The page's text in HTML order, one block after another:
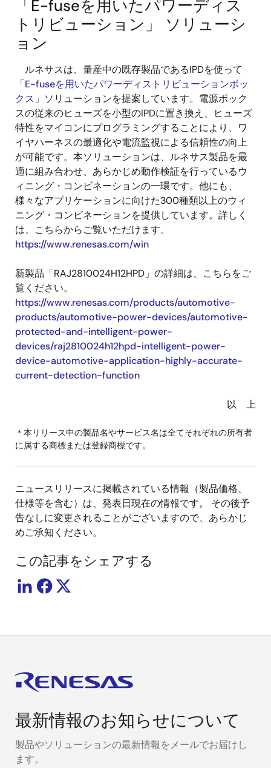
「E-fuseを用いたパワーディス
トリビューション」 ソリューシ
ョン
ルネサスは、量産中の既存製品であるIPDを使って
「E-fuseを用いたパワーディストリビューションボッ
クス 」ソリューションを提案しています。電源ボック
スの従来のヒューズを小型のIPDに置き換え、ヒューズ
特性をマイコンにプログラミングすることにより、ワ
イヤハーネスの最適化や電流監視による信頼性の向上
が可能です。本ソリューションは、ルネサス製品を最
適に組み合わせ、あらかじめ動作検証を行っているウ
ィニング・コンビネーションの一環です。他にも、
様々なアプリケーションに向けた300種類以上のウィ
ニング・コンビネーションを提供しています。詳しく
は、こちらからご覧いただけます。
https://www.renesas.com/win
新製品「RAJ2810024H12HPD」の詳細は、こちらをご
覧ください。
https://www.renesas.com/products/automotive-
products/automotive-power-devices/automotive-
protected-and-intelligent-power-
devices/raj2810024h12hpd-intelligent-power-
device-automotive-application-highly-accurate-
current-detection-function
以 上
＊本リリース中の製品名やサービス名は全てそれぞれの所有者
に属する商標または登録商標です。
ニュースリリースに掲載されている情報（製品価格、
仕様等を含む）は、発表日現在の情報です。 その後予
告なしに変更されることがございますので、あらかじ
めご承知ください。
この記事をシェアする
最新情報のお知らせについて
製品やソリューションの最新情報をメールでお届けし
ます。